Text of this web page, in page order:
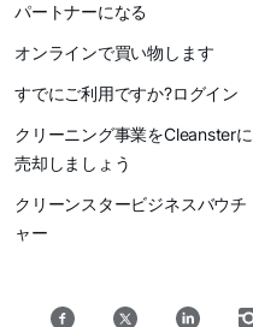
パートナーになる
オンラインで買い物します
すでにご利用ですか?ログイン
クリーニング事業をCleansterに
売却しましょう
クリーンスタービジネスバウチ
ャー